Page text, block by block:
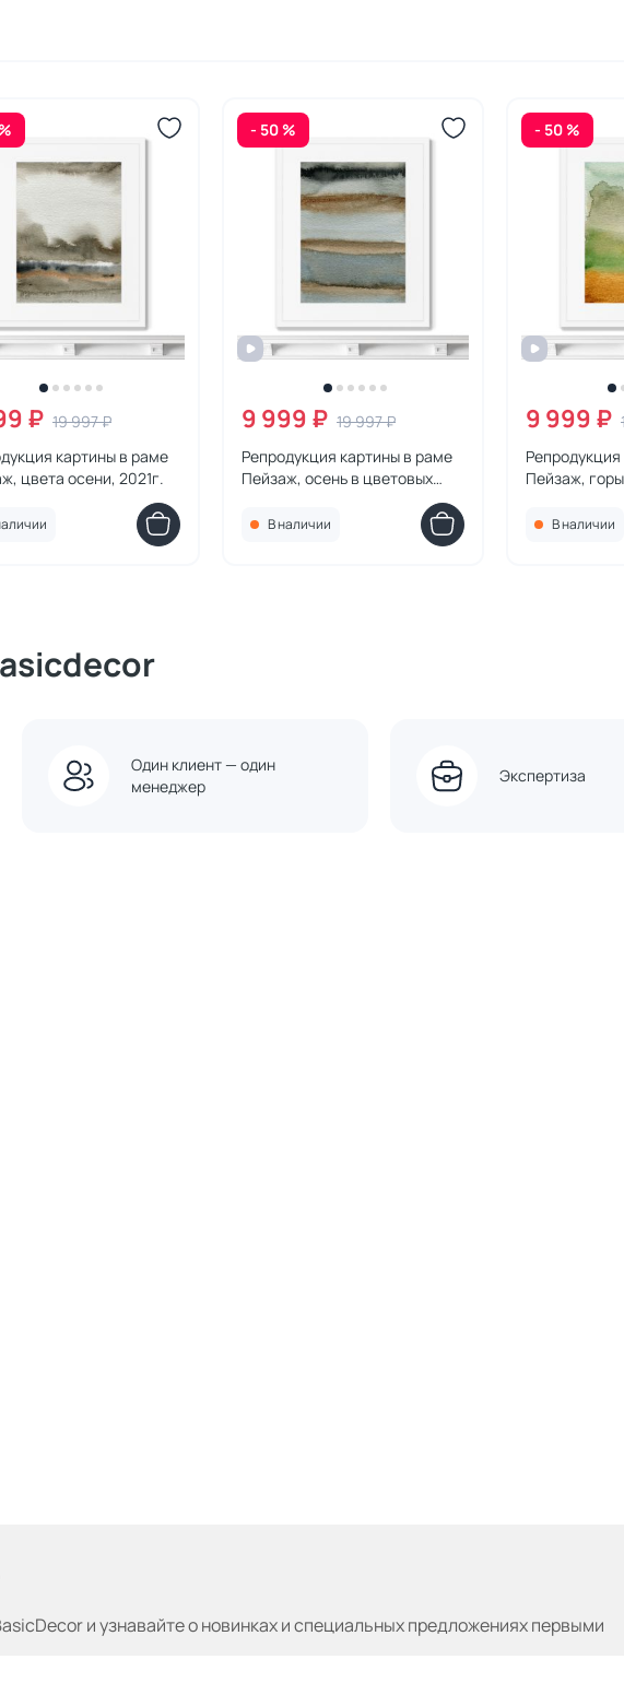
₽ 19 997 ₽
картины в раме
цвета осени, 2021г.
- 50 %
9 999 ₽ 19 997 ₽
Репродукция картины в раме
Пейзаж, осень в цветовых
В наличии
- 50 %
9 999 ₽
Пейзаж,
В наличии
Один клиент — один
менеджер
Экспертиза
и узнавайтео новинках и специальных предложениях первыми